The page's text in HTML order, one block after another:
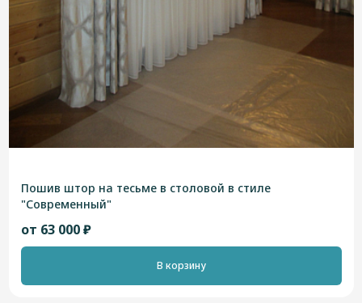
Пошив штор на тесьме в столовой в стиле
"Современный"
от 63 000 ₽
В корзину